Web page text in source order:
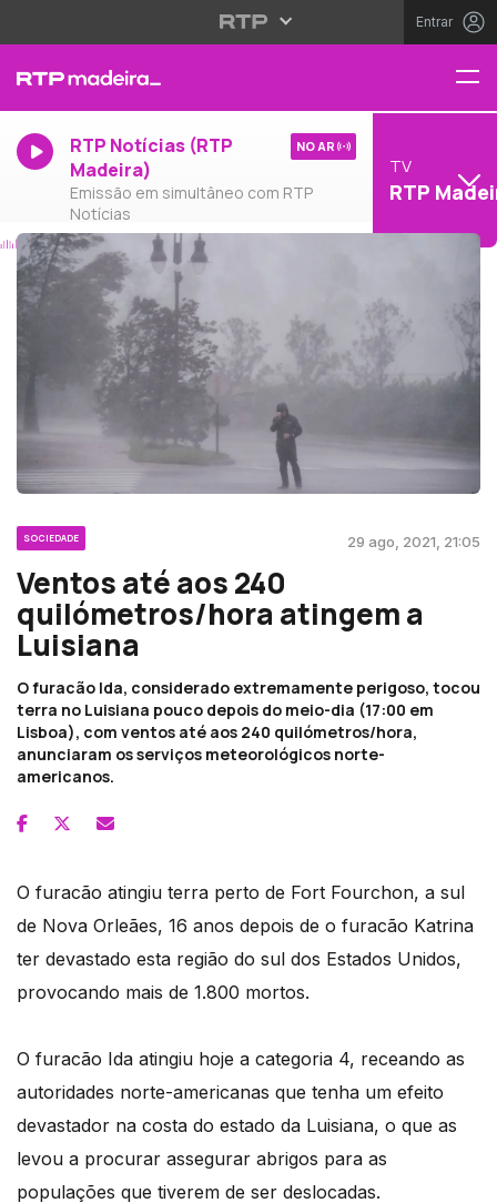
Entrar
RTP Notícias (RTP
Madeira)
Emissão em simultâneo com RTP
Notícias
NO AR
TV
RTP
SOCIEDADE 29 ago, 2021, 21:05
Ventos até aos 240
quilómetros/hora atingem a
Luisiana
O furacão Ida, considerado extremamente perigoso, tocou
terra no Luisiana pouco depois do meio-dia (17:00 em
Lisboa), com ventos até aos 240 quilómetros/hora,
anunciaram os serviços meteorológicos norte-
americanos.
O furacão atingiu terra perto de Fort Fourchon, a sul
de Nova Orleães, 16 anos depois de o furacão Katrina
ter devastado esta região do sul dos Estados Unidos,
provocando mais de 1.800 mortos.
O furacão Ida atingiu hoje a categoria 4, receando as
autoridades norte-americanas que tenha um efeito
devastador na costa do estado da Luisiana, o que as
levou a procurar assegurar abrigos para as
populações que tiverem de ser deslocadas.